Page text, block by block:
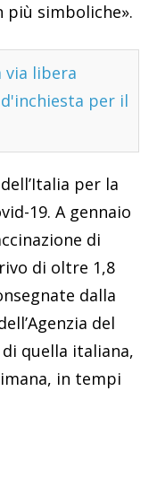
più simboliche».
via libera
per il
per la
19. A gennaio
di
di oltre 1,8
dalla
del
quella italiana,
in tempi